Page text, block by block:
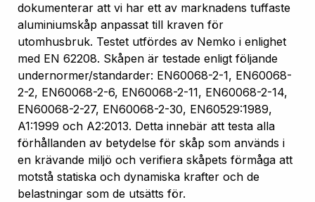
dokumenterar att vi har ett av marknadens tuffaste
aluminiumskåp anpassat till kraven för
utomhusbruk. Testet utfördes av Nemko i enlighet
med EN 62208. Skåpen är testade enligt följande
undernormer/standarder: EN60068-2-1, EN60068-
2-2, EN60068-2-6, EN60068-2-11, EN60068-2-14,
EN60068-2-27, EN60068-2-30, EN60529:1989,
A1:1999 och A2:2013. Detta innebär att testa alla
förhållanden av betydelse för skåp som används i
en krävande miljö och verifiera skåpets förmåga att
motstå statiska och dynamiska krafter och de
belastningar som de utsätts för.